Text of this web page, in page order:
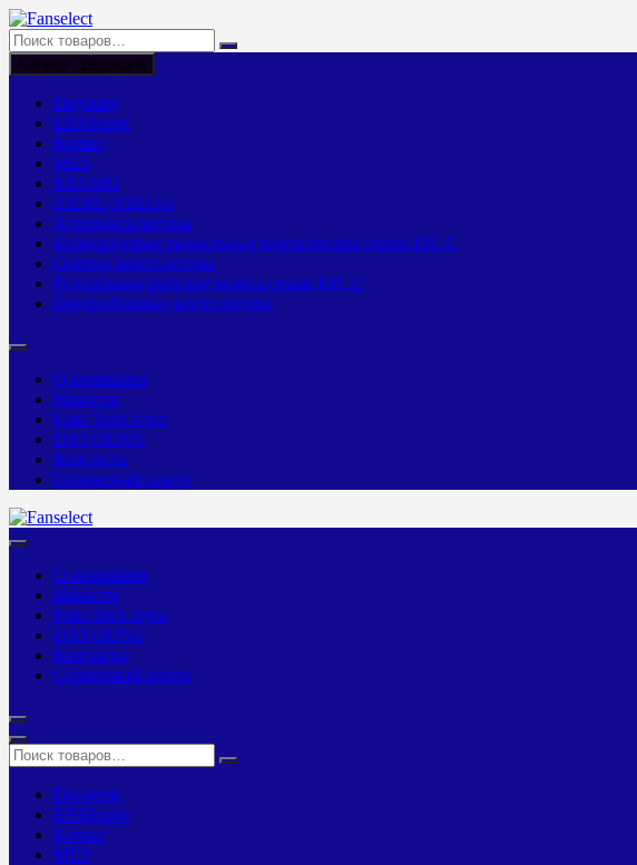
Перейти
к
содержимому
Каталог продукции
Dayoung
EBMpapst
Kemao
MES
SANMU
ZIEHL-ABEGG
Агровентиляторы
Бескорпусные радиальные вентиляторы серии ER..C
Осевые вентиляторы
Радиальные рабочие колёса серии RH..C
Центробежные вентиляторы
О компании
Новости
Fans-Tech Agro
DAYOUNG
Контакты
Сервисный центр
О компании
Новости
Fans-Tech Agro
DAYOUNG
Контакты
Сервисный центр
Dayoung
EBMpapst
Kemao
MES